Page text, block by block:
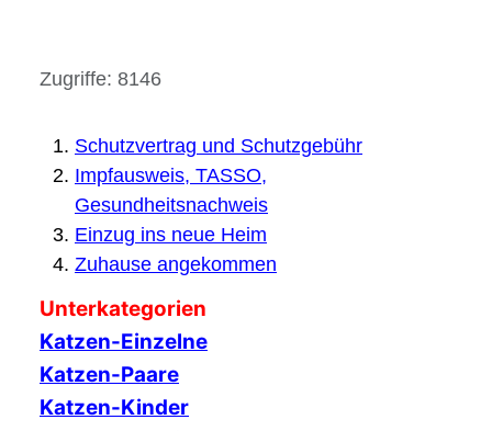
Details
Zugriffe: 8146
Schutzvertrag und Schutzgebühr
Impfausweis, TASSO,
Gesundheitsnachweis
Einzug ins neue Heim
Zuhause angekommen
Unterkategorien
Katzen-Einzelne
Katzen-Paare
Katzen-Kinder